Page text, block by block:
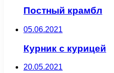
Постный крамбл
05.06.2021
Курник с курицей
20.05.2021